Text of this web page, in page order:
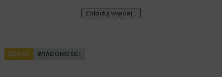
Załaduj więcej...
DROGI WIADOMOŚCI